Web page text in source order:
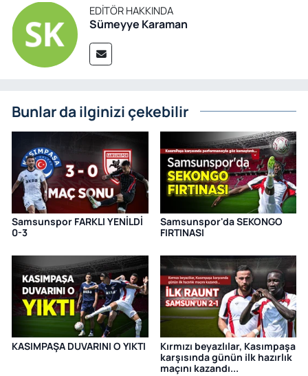
EDITÖR HAKKINDA
Sümeyye Karaman
Bunlar da ilginizi çekebilir
Samsunspor FARKLI YENİLDİ
0-3
Samsunspor'da SEKONGO
FIRTINASI
KASIMPAŞA DUVARINI O YIKTI
Kırmızı beyazlılar, Kasımpaşa
karşısında günün ilk hazırlık
maçını kazandı...